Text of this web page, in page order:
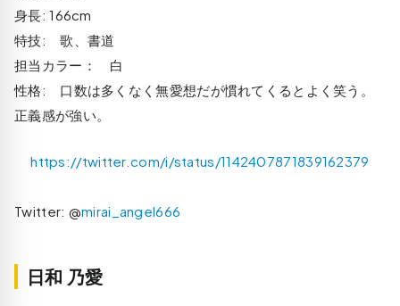
身長: 166cm
特技: 歌、書道
担当カラー： 白
性格: 口数は多くなく無愛想だが慣れてくるとよく笑う。
正義感が強い。
https://twitter.com/i/status/1142407871839162379
Twitter: @mirai_angel666
日和 乃愛